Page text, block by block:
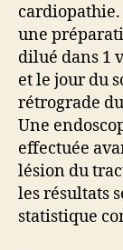
cardiopathie.
une
dilué dans 1
et le jour du
rétrograde
Une
effectuée
lésion du
les résultats
statistique